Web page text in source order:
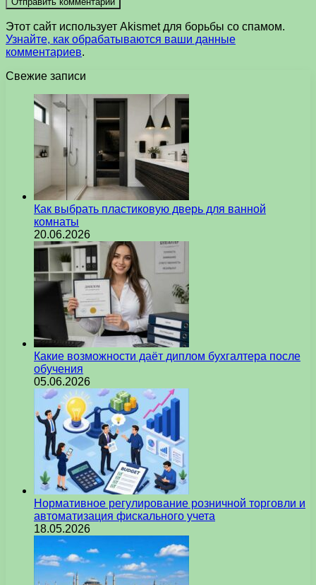
Этот сайт использует Akismet для борьбы со спамом.
Узнайте, как обрабатываются ваши данные
комментариев.
Свежие записи
Как выбрать пластиковую дверь для ванной
комнаты
20.06.2026
Какие возможности даёт диплом бухгалтера после
обучения
05.06.2026
Нормативное регулирование розничной торговли и
автоматизация фискального учета
18.05.2026